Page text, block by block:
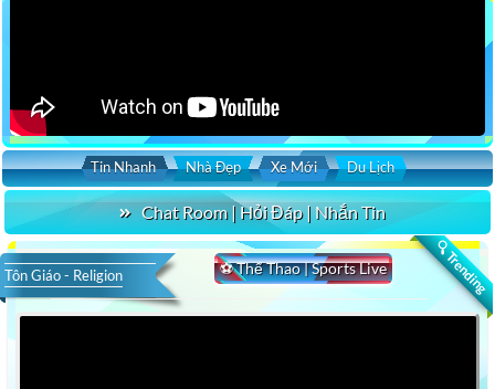
Tin Nhanh Nhà Đẹp Xe Mới Du Lịch
Chat Room | Hỏi Đáp | Nhắn Tin
🔍 Trending
⚽ Thể Thao | Sports Live
Tôn Giáo - Religion